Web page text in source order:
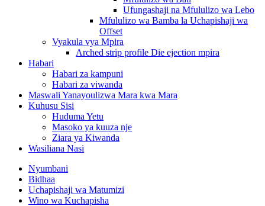
Ufungashaji na Mfululizo wa Lebo
Mfululizo wa Bamba la Uchapishaji wa
Offset
Vyakula vya Mpira
Arched strip profile Die ejection mpira
Habari
Habari za kampuni
Habari za viwanda
Maswali Yanayoulizwa Mara kwa Mara
Kuhusu Sisi
Huduma Yetu
Masoko ya kuuza nje
Ziara ya Kiwanda
Wasiliana Nasi
Nyumbani
Bidhaa
Uchapishaji wa Matumizi
Wino wa Kuchapisha